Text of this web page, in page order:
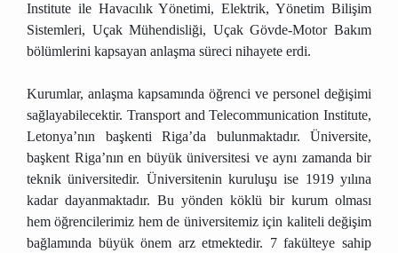
Institute ile Havacılık Yönetimi, Elektrik, Yönetim Bilişim
Sistemleri, Uçak Mühendisliği, Uçak Gövde-Motor Bakım
bölümlerini kapsayan anlaşma süreci nihayete erdi.
Kurumlar, anlaşma kapsamında öğrenci ve personel değişimi
sağlayabilecektir. Transport and Telecommunication Institute,
Letonya’nın başkenti Riga’da bulunmaktadır. Üniversite,
başkent Riga’nın en büyük üniversitesi ve aynı zamanda bir
teknik üniversitedir. Üniversitenin kuruluşu ise 1919 yılına
kadar dayanmaktadır. Bu yönden köklü bir kurum olması
hem öğrencilerimiz hem de üniversitemiz için kaliteli değişim
bağlamında büyük önem arz etmektedir. 7 fakülteye sahip